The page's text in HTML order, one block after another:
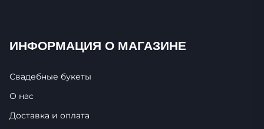
ИНФОРМАЦИЯ О МАГАЗИНЕ
Свадебные букеты
О нас
Доставка и оплата